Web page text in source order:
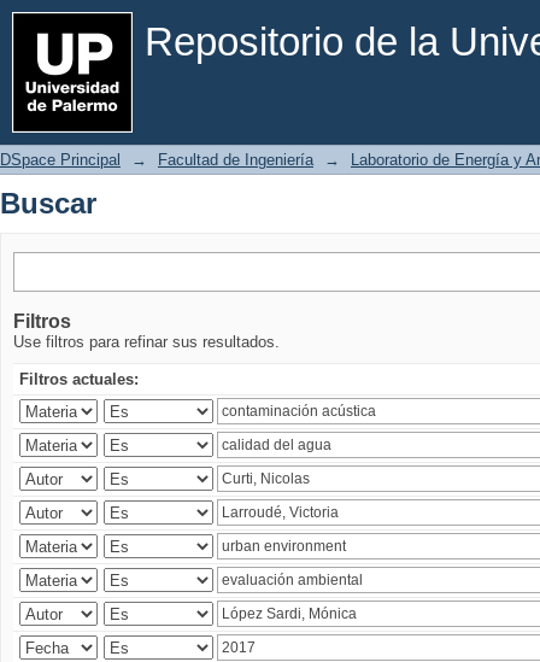
Repositorio de la
Buscar
DSpace Principal → Facultad de Ingeniería → Laboratorio de Energía y
Buscar
Filtros
Use filtros para refinar sus resultados.
Filtros actuales: